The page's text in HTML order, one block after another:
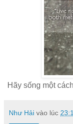
Hãy sống một
Như Hải vào lúc